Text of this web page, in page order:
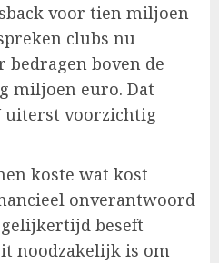
voor tien miljoen
clubs nu
bedragen boven de
miljoen euro. Dat
uiterst voorzichtig
koste wat kost
onverantwoord
beseft
noodzakelijk is om